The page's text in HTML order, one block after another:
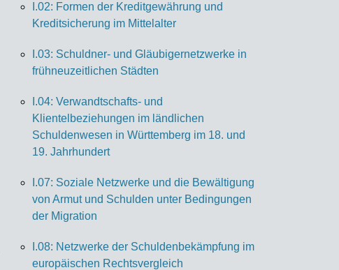
I.02: Formen der Kreditgewährung und
Kreditsicherung im Mittelalter
I.03: Schuldner- und Gläubigernetzwerke in
frühneuzeitlichen Städten
I.04: Verwandtschafts- und
Klientelbeziehungen im ländlichen
Schuldenwesen in Württemberg im 18. und
19. Jahrhundert
I.07: Soziale Netzwerke und die Bewältigung
von Armut und Schulden unter Bedingungen
der Migration
I.08: Netzwerke der Schuldenbekämpfung im
europäischen Rechtsvergleich